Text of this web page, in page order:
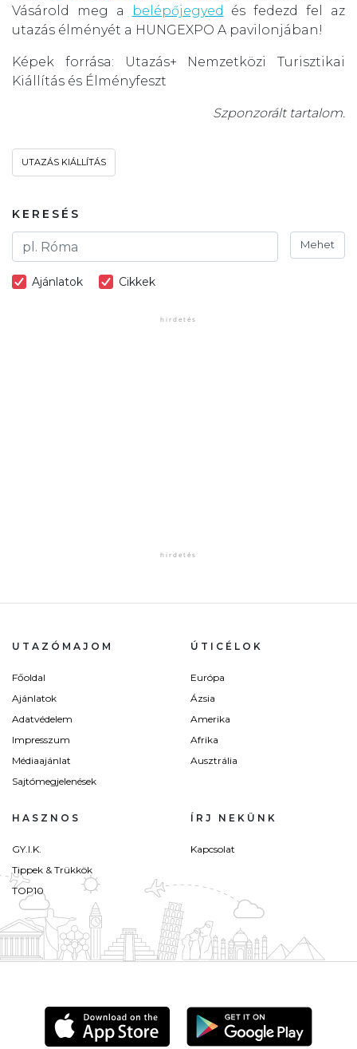
Vásárold meg a
belépőjegyed és fedezd fel az
utazás élményét a HUNGEXPO A pavilonjában!
Képek forrása: Utazás+ Nemzetközi Turisztikai
Kiállítás és Élményfeszt
Szponzorált tartalom.
UTAZÁS KIÁLLÍTÁS
KERESÉS
Mehet
Ajánlatok Cikkek
UTAZÓMAJOM
Főoldal
Ajánlatok
Adatvédelem
Impresszum
Médiaajánlat
Sajtómegjelenések
ÚTICÉLOK
Európa
Ázsia
Amerika
Afrika
Ausztrália
HASZNOS
GY.I.K.
Tippek & Trükkök
TOP10
ÍRJ NEKÜNK
Kapcsolat